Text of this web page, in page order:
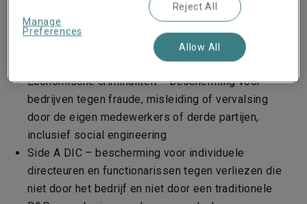
Employment Practices Liability (EPL) –
bescherming tegen claims als gevolg van
schendingen van arbeidsrecht zoals discriminatie,
seksuele intimidatie en onrechtmatig ontslag
Economische criminaliteit – bescherming voor
bedrijven tegen fraude, misleiding of vervalsing
door de eigen medewerkers of derde partijen,
inclusief social engineering
Side A DIC – bescherming voor individuele
directeuren en functionarissen tegen verliezen die
niet door het bedrijf en niet door een traditionele
Manage
Preferences
Reject All
Allow All